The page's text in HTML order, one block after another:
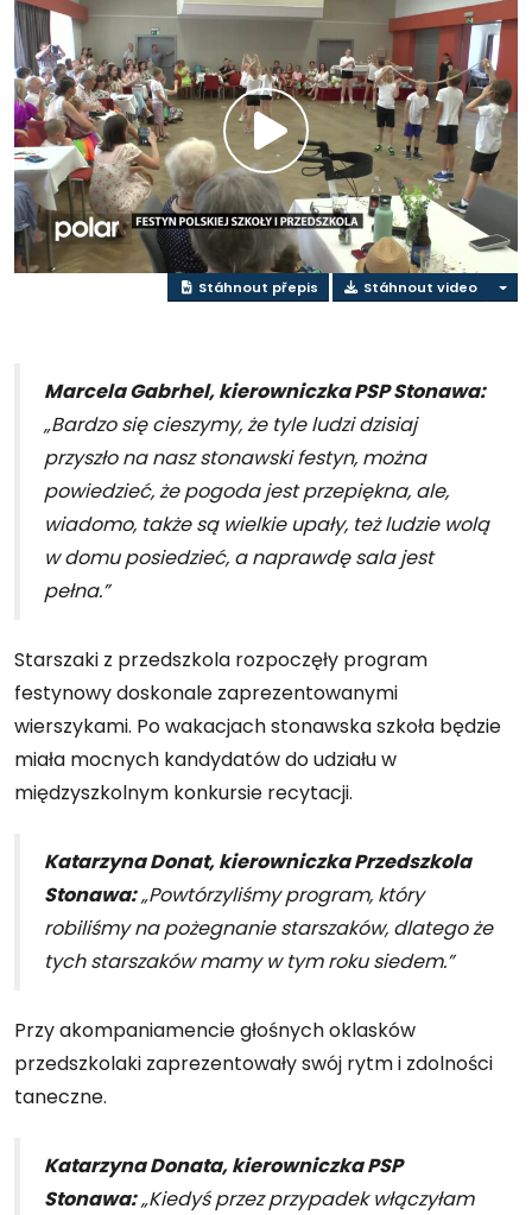
Přehrát
video
Stáhnout přepis Stáhnout video
Marcela Gabrhel, kierowniczka PSP Stonawa:
„Bardzo się cieszymy, że tyle ludzi dzisiaj
przyszło na nasz stonawski festyn, można
powiedzieć, że pogoda jest przepiękna, ale,
wiadomo, także są wielkie upały, też ludzie wolą
w domu posiedzieć, a naprawdę sala jest
pełna.”
Starszaki z przedszkola rozpoczęły program
festynowy doskonale zaprezentowanymi
wierszykami. Po wakacjach stonawska szkoła będzie
miała mocnych kandydatów do udziału w
międzyszkolnym konkursie recytacji.
Katarzyna Donat, kierowniczka Przedszkola
Stonawa:„Powtórzyliśmy program, który
robiliśmy na pożegnanie starszaków, dlatego że
tych starszaków mamy w tym roku siedem.”
Przy akompaniamencie głośnych oklasków
przedszkolaki zaprezentowały swój rytm i zdolności
taneczne.
Katarzyna Donata, kierowniczka PSP
Stonawa:„Kiedyś przez przypadek włączyłam